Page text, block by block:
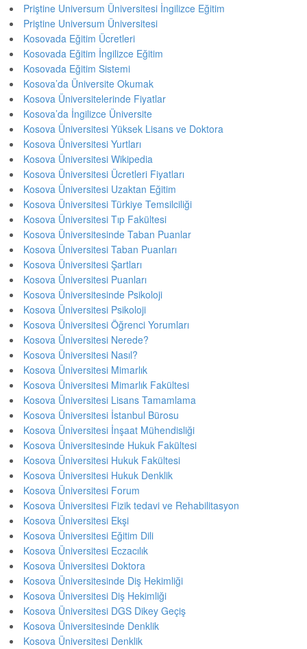
Priştine Universum Üniversitesi İngilizce Eğitim
Priştine Universum Üniversitesi
Kosovada Eğitim Ücretleri
Kosovada Eğitim İngilizce Eğitim
Kosovada Eğitim Sistemi
Kosova’da Üniversite Okumak
Kosova Üniversitelerinde Fiyatlar
Kosova’da İngilizce Üniversite
Kosova Üniversitesi Yüksek Lisans ve Doktora
Kosova Üniversitesi Yurtları
Kosova Üniversitesi Wikipedia
Kosova Üniversitesi Ücretleri Fiyatları
Kosova Üniversitesi Uzaktan Eğitim
Kosova Üniversitesi Türkiye Temsilciliği
Kosova Üniversitesi Tıp Fakültesi
Kosova Üniversitesinde Taban Puanlar
Kosova Üniversitesi Taban Puanları
Kosova Üniversitesi Şartları
Kosova Üniversitesi Puanları
Kosova Üniversitesinde Psikoloji
Kosova Üniversitesi Psikoloji
Kosova Üniversitesi Öğrenci Yorumları
Kosova Üniversitesi Nerede?
Kosova Üniversitesi Nasıl?
Kosova Üniversitesi Mimarlık
Kosova Üniversitesi Mimarlık Fakültesi
Kosova Üniversitesi Lisans Tamamlama
Kosova Üniversitesi İstanbul Bürosu
Kosova Üniversitesi İnşaat Mühendisliği
Kosova Üniversitesinde Hukuk Fakültesi
Kosova Üniversitesi Hukuk Fakültesi
Kosova Üniversitesi Hukuk Denklik
Kosova Üniversitesi Forum
Kosova Üniversitesi Fizik tedavi ve Rehabilitasyon
Kosova Üniversitesi Ekşi
Kosova Üniversitesi Eğitim Dili
Kosova Üniversitesi Eczacılık
Kosova Üniversitesi Doktora
Kosova Üniversitesinde Diş Hekimliği
Kosova Üniversitesi Diş Hekimliği
Kosova Üniversitesi DGS Dikey Geçiş
Kosova Üniversitesinde Denklik
Kosova Üniversitesi Denklik